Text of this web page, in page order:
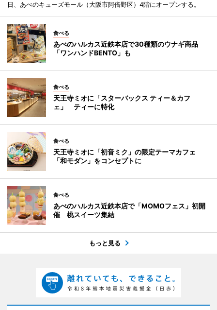
日、あべのキューズモール（大阪市阿倍野区）4階にオープンする。
食べる
あべのハルカス近鉄本店で30種類のウナギ商品
「ワンハンドBENTO」も
食べる
天王寺ミオに「スターバックス ティー＆カフ
ェ」 ティーに特化
食べる
天王寺ミオに「初音ミク」の限定テーマカフェ
「和モダン」をコンセプトに
食べる
あべのハルカス近鉄本店で「MOMOフェス」初開
催 桃スイーツ集結
もっと見る